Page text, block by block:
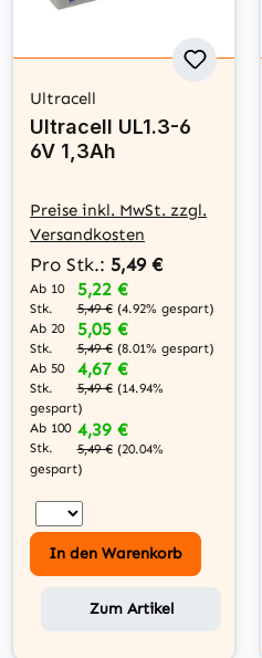
Ultracell
Ultracell UL1.3-6
6V 1,3Ah
Preise inkl. MwSt. zzgl.
Versandkosten
Pro Stk.: 5,49 €
Ab 10
Stk.
5,22 €
5,49 € (4.92% gespart)
Ab 20
Stk.
5,05 €
5,49 € (8.01% gespart)
Ab 50
Stk.
4,67 €
5,49 € (14.94%
gespart)
Ab 100
Stk.
4,39 €
5,49 € (20.04%
gespart)
In den Warenkorb
Zum Artikel